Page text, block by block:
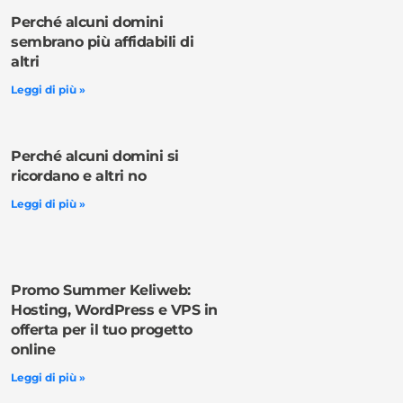
Perché alcuni domini
sembrano più affidabili di
altri
Leggi di più »
Perché alcuni domini si
ricordano e altri no
Leggi di più »
Promo Summer Keliweb:
Hosting, WordPress e VPS in
offerta per il tuo progetto
online
Leggi di più »